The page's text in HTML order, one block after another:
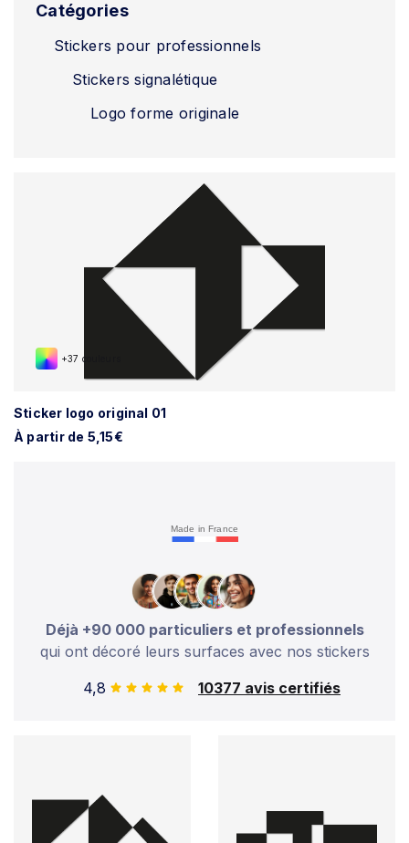
Catégories
Stickers pour professionnels
Stickers signalétique
Logo forme originale
+37 couleurs
Sticker logo original 01
À partir de 5,15€
Made in France
Déjà +90 000 particuliers et professionnels
qui ont décoré leurs surfaces avec nos stickers
4,8
10377 avis certifiés